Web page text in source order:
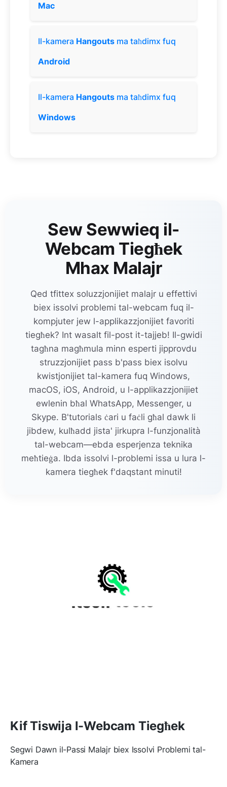
Mac
Il-kamera Hangouts ma taħdimx fuq
Android
Il-kamera Hangouts ma taħdimx fuq
Windows
Sew Sewwieq il-
Webcam Tiegħek
Mhax Malajr
Qed tfittex soluzzjonijiet malajr u effettivi
biex issolvi problemi tal-webcam fuq il-
kompjuter jew l-applikazzjonijiet favoriti
tiegħek? Int wasalt fil-post it-tajjeb! Il-gwidi
tagħna magħmula minn esperti jipprovdu
struzzjonijiet pass b'pass biex isolvu
kwistjonijiet tal-kamera fuq Windows,
macOS, iOS, Android, u l-applikazzjonijiet
ewlenin bħal WhatsApp, Messenger, u
Skype. B'tutorials ċari u faċli għal dawk li
jibdew, kulħadd jista' jirkupra l-funzjonalità
tal-webcam—ebda esperjenza teknika
meħtieġa. Ibda issolvi l-problemi issa u lura l-
kamera tiegħek f'daqstant minuti!
Kif Tiswija l-Webcam Tiegħek
Segwi Dawn il-Passi Malajr biex Issolvi Problemi tal-
Kamera